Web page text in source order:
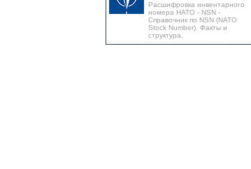
Расшифровка инвентарного
номера НАТО - NSN -
Справочник по NSN (NATO
Stock Number). Факты и
структура.